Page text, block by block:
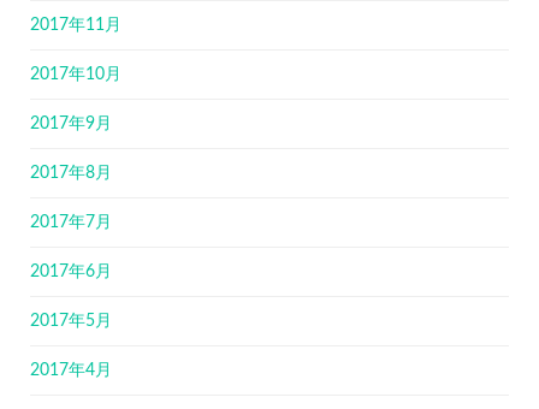
2017年11月
2017年10月
2017年9月
2017年8月
2017年7月
2017年6月
2017年5月
2017年4月